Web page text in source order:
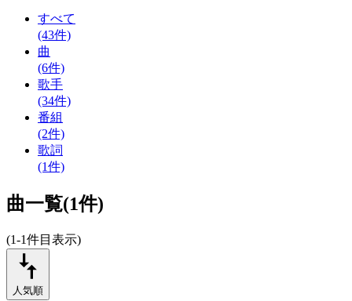
すべて
(43件)
曲
(6件)
歌手
(34件)
番組
(2件)
歌詞
(1件)
曲一覧(1件)
(1-1件目表示)
人気順